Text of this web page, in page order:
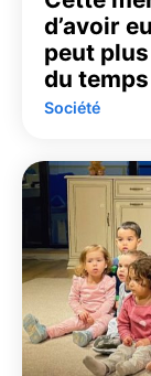
d’avoir
peut
du
Société